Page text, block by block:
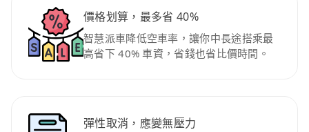
價格划算，最多省 40%
智慧派車降低空車率，讓你中長途搭乘最
高省下 40% 車資，省錢也省比價時間。
彈性取消，應變無壓力